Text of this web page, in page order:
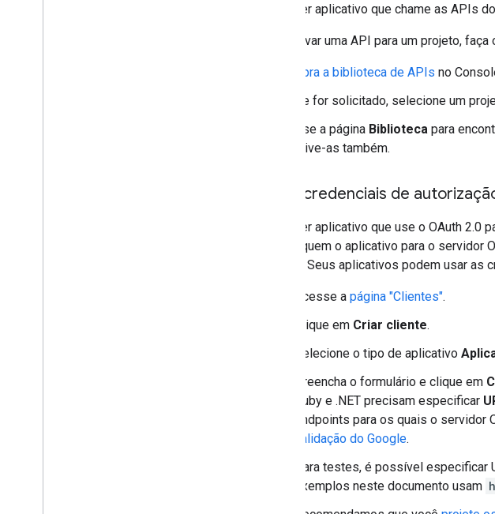
Qualquer aplicativo que chame as APIs
Para ativar uma API para um projeto, faça
Abra a biblioteca de APIs no
Se for solicitado, selecione um
Use a página Biblioteca para
ative-as também.
Criar credenciais de
Qualquer aplicativo que use o OAuth
identifiquem o aplicativo para o servidor
projeto. Seus aplicativos podem usar
Acesse a página "Clientes".
Clique em Criar cliente.
Selecione o tipo de aplicativo
Preencha o formulário e clique em
Ruby e .NET precisam especificar
endpoints para os quais o
validação do Google.
Para testes, é possível especificar
exemplos neste documento usam